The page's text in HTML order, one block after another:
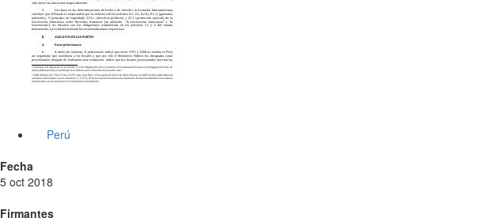
Perú
Fecha
5 oct 2018
Firmantes